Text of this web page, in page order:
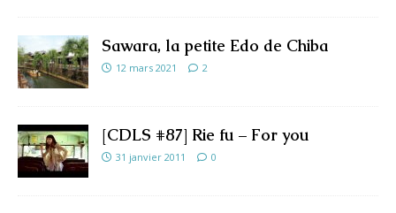
Sawara, la petite Edo de Chiba
12 mars 2021 2
[CDLS #87] Rie fu – For you
31 janvier 2011 0